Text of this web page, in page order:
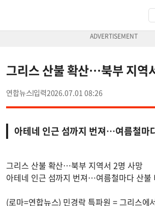
그리스 산불 확산…북부 지역
연합뉴스 2026.07.01 08:26
아테네 인근 섬까지 번져…여름철마
그리스 산불 확산…북부 지역서 2명 사망
아테네 인근 섬까지 번져…여름철마다 산불
(로마=연합뉴스) 민경락 특파원 = 그리스에